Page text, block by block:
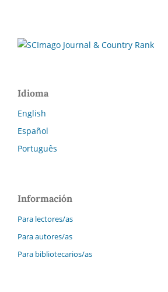
Idioma
English
Español
Português
Información
Para lectores/as
Para autores/as
Para bibliotecarios/as